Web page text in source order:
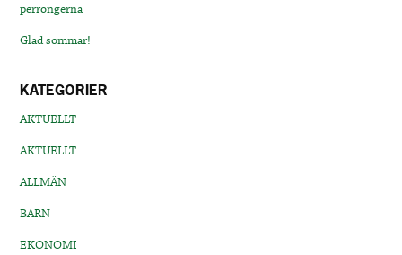
perrongerna
Glad sommar!
KATEGORIER
AKTUELLT
AKTUELLT
ALLMÄN
BARN
EKONOMI